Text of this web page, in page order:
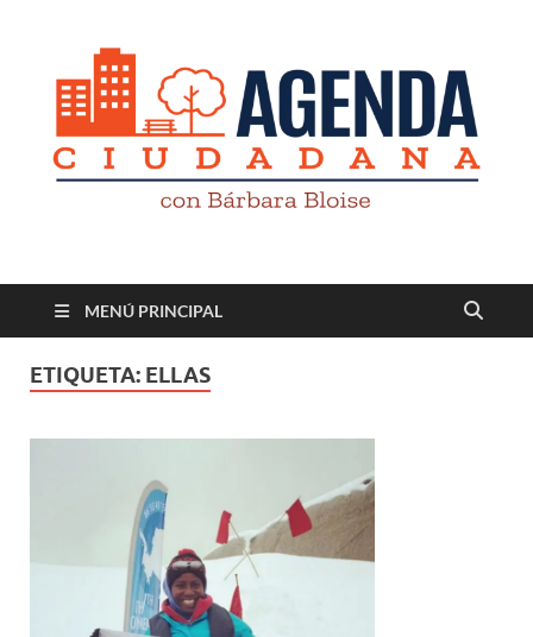
Revista digital
MENÚ PRINCIPAL
ETIQUETA: ELLAS